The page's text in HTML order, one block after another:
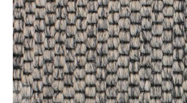
Zur Kategorie Teppich Maße
Teppich Rot
Zur Kategorie Teppich Farben
Zur Kategorie Teppich Sorten